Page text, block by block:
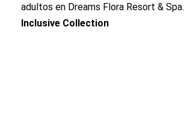
adultos en Dreams Flora Resort & Spa.
Inclusive Collection